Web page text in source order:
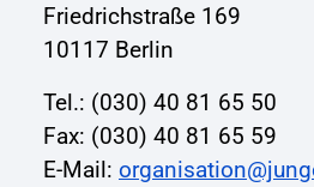
Friedrichstraße 169
10117 Berlin
Tel.: (030) 40 81 65 50
Fax: (030) 40 81 65 59
E-Mail: